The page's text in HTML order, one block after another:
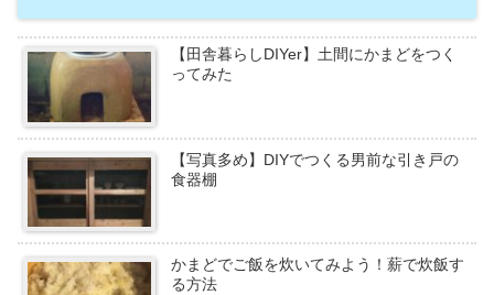
【田舎暮らしDIYer】土間にかまどをつく
ってみた
【写真多め】DIYでつくる男前な引き戸の
食器棚
かまどでご飯を炊いてみよう！薪で炊飯す
る方法